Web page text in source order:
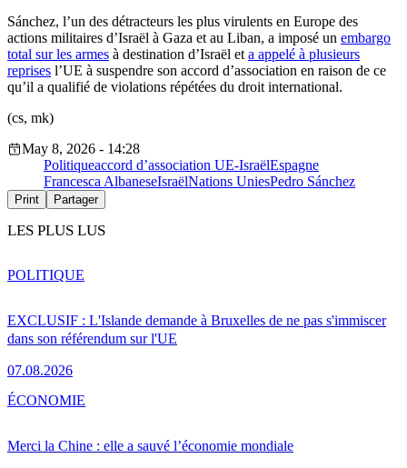
Sánchez, l’un des détracteurs les plus virulents en Europe des
actions militaires d’Israël à Gaza et au Liban, a imposé un embargo
total sur les armes à destination d’Israël et a appelé à plusieurs
reprises l’UE à suspendre son accord d’association en raison de ce
qu’il a qualifié de violations répétées du droit international.
(cs, mk)
May 8, 2026 - 14:28
Politiqueaccord d’association UE-IsraëlEspagne
Francesca AlbaneseIsraëlNations UniesPedro Sánchez
Print Partager
LES PLUS LUS
EXCLUSIF : L'Islande demande à Bruxelles de ne pas s'immiscer
dans son référendum sur l'UE
07.08.2026
POLITIQUE
Merci la Chine : elle a sauvé l’économie mondiale
ÉCONOMIE